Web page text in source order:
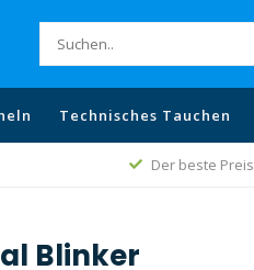
Technisches Tauchen
Der beste Preis
Blinker